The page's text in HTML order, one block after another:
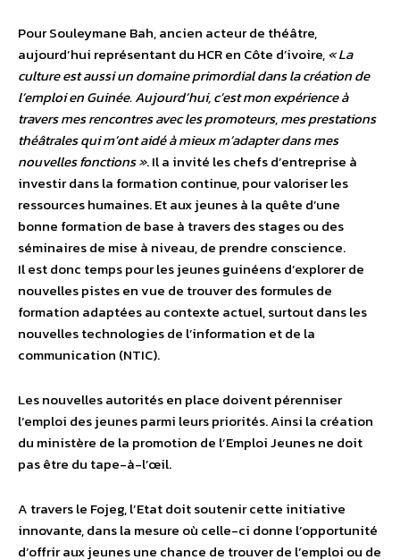
Pour Souleymane Bah, ancien acteur de théâtre,
aujourd’hui représentant du HCR en Côte d’ivoire,« La
culture est aussi un domaine primordial dans la création de
l’emploi en Guinée. Aujourd’hui, c’est mon expérience à
travers mes rencontres avec les promoteurs, mes prestations
théâtrales qui m’ont aidé à mieux m’adapter dans mes
nouvelles fonctions ». Il a invité les chefs d’entreprise à
investir dans la formation continue, pour valoriser les
ressources humaines. Et aux jeunes à la quête d’une
bonne formation de base à travers des stages ou des
séminaires de mise à niveau, de prendre conscience.
Il est donc temps pour les jeunes guinéens d’explorer de
nouvelles pistes en vue de trouver des formules de
formation adaptées au contexte actuel, surtout dans les
nouvelles technologies de l’information et de la
communication (NTIC).
Les nouvelles autorités en place doivent pérenniser
l’emploi des jeunes parmi leurs priorités. Ainsi la création
du ministère de la promotion de l’Emploi Jeunes ne doit
pas être du tape-à-l’œil.
A travers le Fojeg, l’Etat doit soutenir cette initiative
innovante, dans la mesure où celle-ci donne l’opportunité
d’offrir aux jeunes une chance de trouver de l’emploi ou de